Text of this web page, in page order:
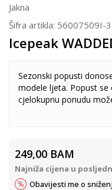
Jakna
Šifra artikla: 56007509I-
Icepeak
Sezonski popusti
modele ljeta. Popust
cjelokupnu ponudu
249,00 BAM
Najniža cijena u
Obavijesti me o